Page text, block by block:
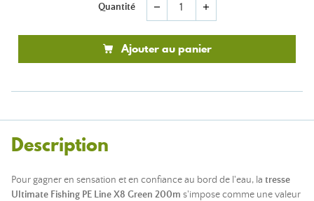
Quantité remove add
Ajouter au panier
Description
Pour gagner en sensation et en confiance au bord de l'eau, la tresse
Ultimate Fishing PE Line X8 Green 200m s'impose comme une valeur